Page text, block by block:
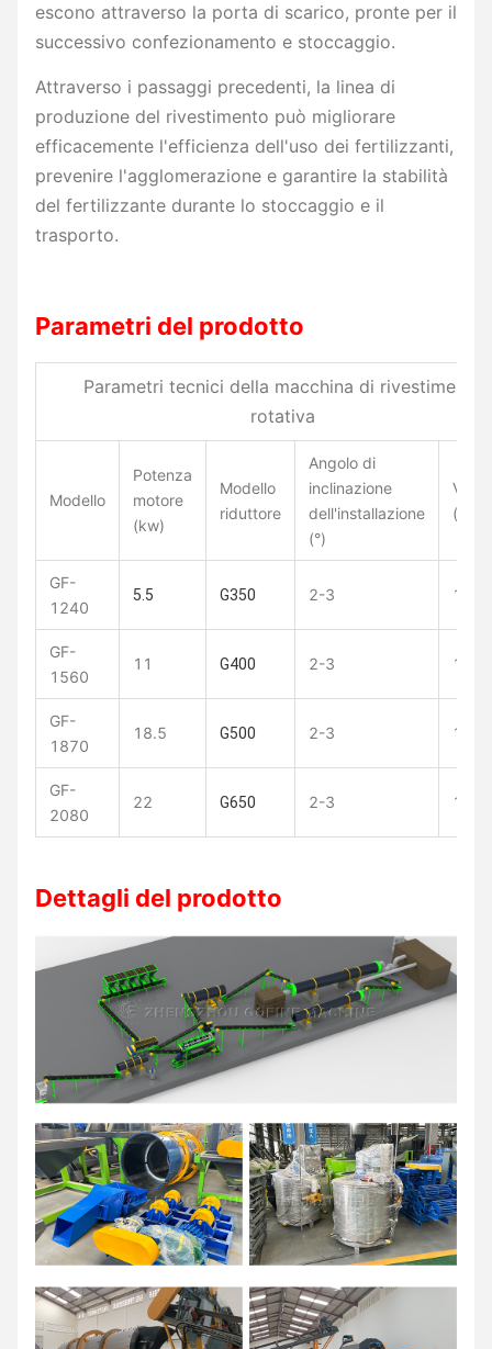
escono attraverso la porta di scarico, pronte per il
successivo confezionamento e stoccaggio.
Attraverso i passaggi precedenti, la linea di
produzione del rivestimento può migliorare
efficacemente l'efficienza dell'uso dei fertilizzanti,
prevenire l'agglomerazione e garantire la stabilità
del fertilizzante durante lo stoccaggio e il
trasporto.
Parametri del prodotto
Parametri tecnici della macchina di rivestimento
rotativa
Modello
Potenza
motore
(kw)
Modello
riduttore
Angolo di
inclinazione
dell'installazione
(°)
(giri/
GF-
1240
5.5 G350 2-3 11
GF-
1560
11 G400 2-3 11
GF-
1870
18.5 G500 2-3 10
GF-
2080
22 G650 2-3 10
Dettagli del prodotto